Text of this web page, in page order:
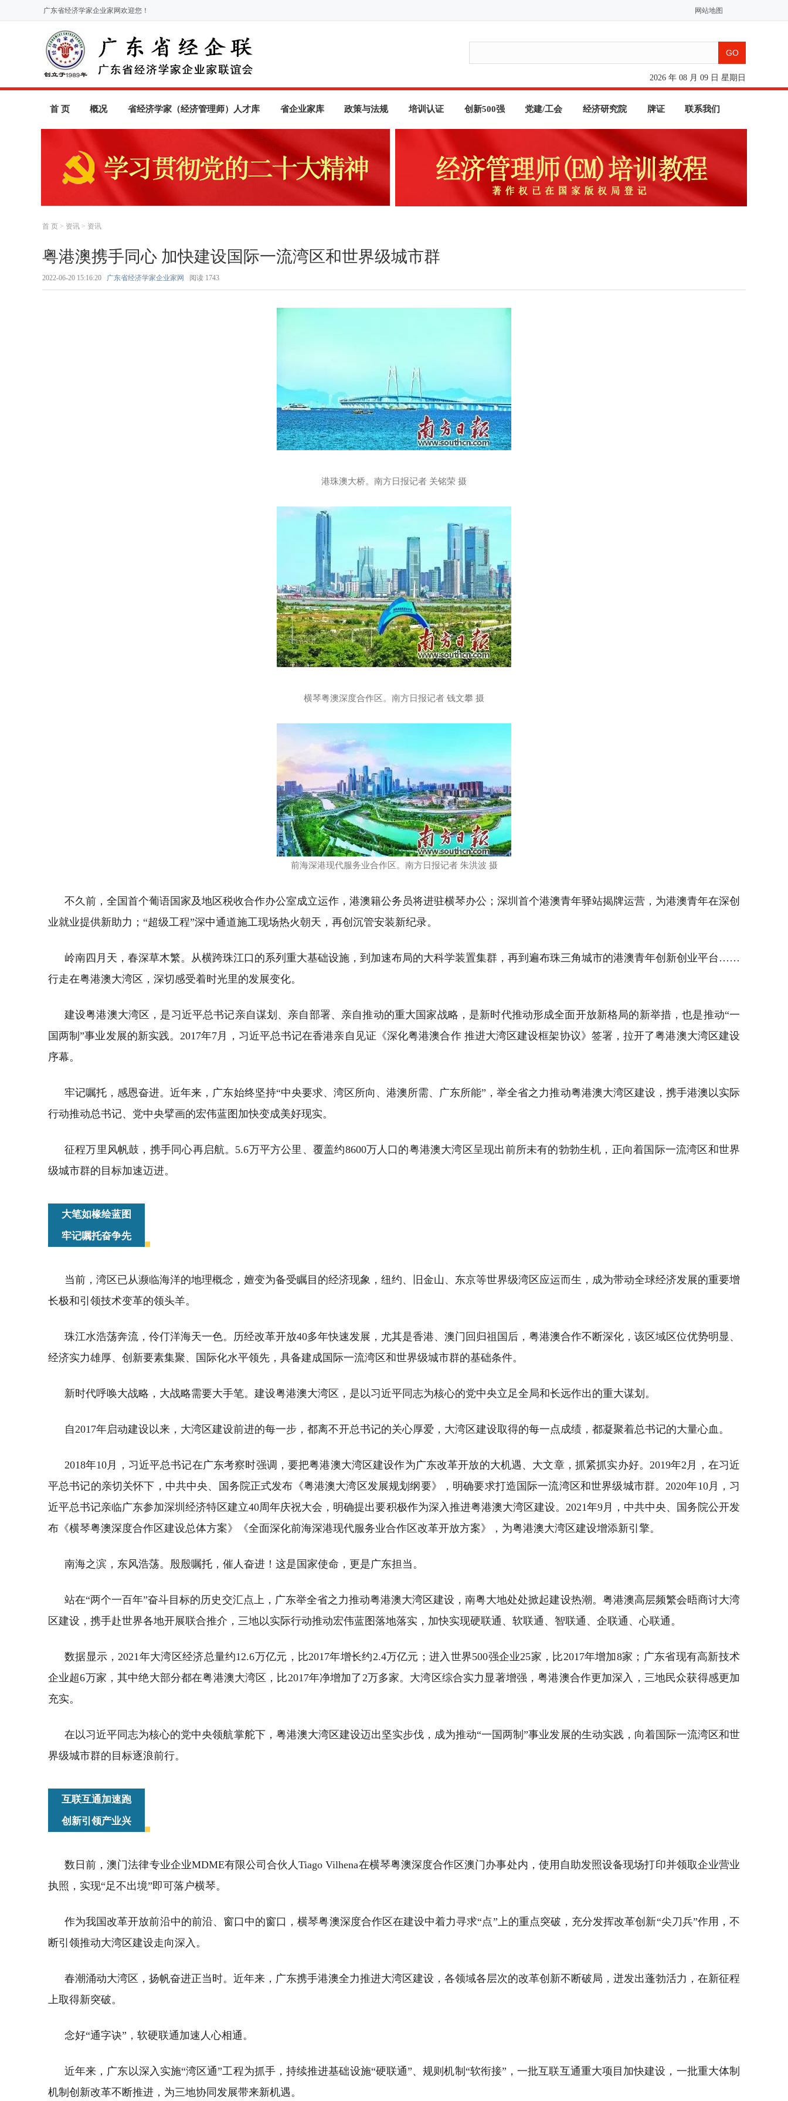
广东省经济学家企业家网欢迎您！ 网站地图
2026 年 08 月 09 日 星期日
首 页 概况 省经济学家（经济管理师）人才库 省企业家库 政策与法规 培训认证 创新500强 党建/工会 经济研究院 牌证 联系我们
首 页 > 资讯 > 资讯
粤港澳携手同心 加快建设国际一流湾区和世界级城市群
2022-06-20 15:16:20 广东省经济学家企业家网 阅读 1743
港珠澳大桥。南方日报记者 关铭荣 摄
横琴粤澳深度合作区。南方日报记者 钱文攀 摄
前海深港现代服务业合作区。南方日报记者 朱洪波 摄
不久前，全国首个葡语国家及地区税收合作办公室成立运作，港澳籍公务员将进驻横琴办公；深圳首个港澳青年驿站揭牌运营，为港澳青年在深创
业就业提供新助力；“超级工程”深中通道施工现场热火朝天，再创沉管安装新纪录。
岭南四月天，春深草木繁。从横跨珠江口的系列重大基础设施，到加速布局的大科学装置集群，再到遍布珠三角城市的港澳青年创新创业平台……
行走在粤港澳大湾区，深切感受着时光里的发展变化。
建设粤港澳大湾区，是习近平总书记亲自谋划、亲自部署、亲自推动的重大国家战略，是新时代推动形成全面开放新格局的新举措，也是推动“一
国两制”事业发展的新实践。2017年7月，习近平总书记在香港亲自见证《深化粤港澳合作 推进大湾区建设框架协议》签署，拉开了粤港澳大湾区建设
序幕。
牢记嘱托，感恩奋进。近年来，广东始终坚持“中央要求、湾区所向、港澳所需、广东所能”，举全省之力推动粤港澳大湾区建设，携手港澳以实际
行动推动总书记、党中央擘画的宏伟蓝图加快变成美好现实。
征程万里风帆鼓，携手同心再启航。5.6万平方公里、覆盖约8600万人口的粤港澳大湾区呈现出前所未有的勃勃生机，正向着国际一流湾区和世界
级城市群的目标加速迈进。
大笔如椽绘蓝图
牢记嘱托奋争先
当前，湾区已从濒临海洋的地理概念，嬗变为备受瞩目的经济现象，纽约、旧金山、东京等世界级湾区应运而生，成为带动全球经济发展的重要增
长极和引领技术变革的领头羊。
珠江水浩荡奔流，伶仃洋海天一色。历经改革开放40多年快速发展，尤其是香港、澳门回归祖国后，粤港澳合作不断深化，该区域区位优势明显、
经济实力雄厚、创新要素集聚、国际化水平领先，具备建成国际一流湾区和世界级城市群的基础条件。
新时代呼唤大战略，大战略需要大手笔。建设粤港澳大湾区，是以习近平同志为核心的党中央立足全局和长远作出的重大谋划。
自2017年启动建设以来，大湾区建设前进的每一步，都离不开总书记的关心厚爱，大湾区建设取得的每一点成绩，都凝聚着总书记的大量心血。
2018年10月，习近平总书记在广东考察时强调，要把粤港澳大湾区建设作为广东改革开放的大机遇、大文章，抓紧抓实办好。2019年2月，在习近
平总书记的亲切关怀下，中共中央、国务院正式发布《粤港澳大湾区发展规划纲要》，明确要求打造国际一流湾区和世界级城市群。2020年10月，习
近平总书记亲临广东参加深圳经济特区建立40周年庆祝大会，明确提出要积极作为深入推进粤港澳大湾区建设。2021年9月，中共中央、国务院公开发
布《横琴粤澳深度合作区建设总体方案》《全面深化前海深港现代服务业合作区改革开放方案》，为粤港澳大湾区建设增添新引擎。
南海之滨，东风浩荡。殷殷嘱托，催人奋进！这是国家使命，更是广东担当。
站在“两个一百年”奋斗目标的历史交汇点上，广东举全省之力推动粤港澳大湾区建设，南粤大地处处掀起建设热潮。粤港澳高层频繁会晤商讨大湾
区建设，携手赴世界各地开展联合推介，三地以实际行动推动宏伟蓝图落地落实，加快实现硬联通、软联通、智联通、企联通、心联通。
数据显示，2021年大湾区经济总量约12.6万亿元，比2017年增长约2.4万亿元；进入世界500强企业25家，比2017年增加8家；广东省现有高新技术
企业超6万家，其中绝大部分都在粤港澳大湾区，比2017年净增加了2万多家。大湾区综合实力显著增强，粤港澳合作更加深入，三地民众获得感更加
充实。
在以习近平同志为核心的党中央领航掌舵下，粤港澳大湾区建设迈出坚实步伐，成为推动“一国两制”事业发展的生动实践，向着国际一流湾区和世
界级城市群的目标逐浪前行。
互联互通加速跑
创新引领产业兴
数日前，澳门法律专业企业MDME有限公司合伙人Tiago Vilhena在横琴粤澳深度合作区澳门办事处内，使用自助发照设备现场打印并领取企业营业
执照，实现“足不出境”即可落户横琴。
作为我国改革开放前沿中的前沿、窗口中的窗口，横琴粤澳深度合作区在建设中着力寻求“点”上的重点突破，充分发挥改革创新“尖刀兵”作用，不
断引领推动大湾区建设走向深入。
春潮涌动大湾区，扬帆奋进正当时。近年来，广东携手港澳全力推进大湾区建设，各领域各层次的改革创新不断破局，迸发出蓬勃活力，在新征程
上取得新突破。
念好“通字诀”，软硬联通加速人心相通。
近年来，广东以深入实施“湾区通”工程为抓手，持续推进基础设施“硬联通”、规则机制“软衔接”，一批互联互通重大项目加快建设，一批重大体制
机制创新改革不断推进，为三地协同发展带来新机遇。